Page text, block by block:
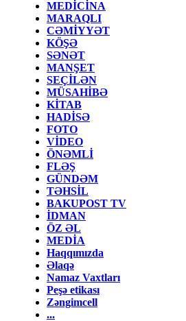
MEDİCİNA
MARAQLI
CƏMİYYƏT
KÖŞƏ
SƏNƏT
MANŞET
SEÇİLƏN
MÜSAHİBƏ
KİTAB
HADİSƏ
FOTO
VİDEO
ÖNƏMLİ
FLƏŞ
GÜNDƏM
TƏHSİL
BAKUPOST TV
İDMAN
ÖZ ƏL
MEDİA
Haqqımızda
Əlaqə
Namaz Vaxtları
Peşə etikası
Zəngimcell
...